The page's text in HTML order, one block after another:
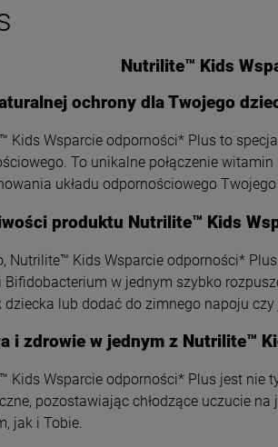
Nutrilite™ Kids
ochrony dla Twojego
Kids Wsparcie odporności* Plus to
To unikalne połączenie
układu odpornościowego
produktu Nutrilite™ Kids
Nutrilite™ Kids Wsparcie odporności*
Bifidobacterium w jednym szybko
dziecka lub dodać do zimnego napoju czy
i zdrowie w jednym z Nutrilite™
Kids Wsparcie odporności* Plus jest nie
pozostawiając chłodzące uczucie
jak i Tobie.